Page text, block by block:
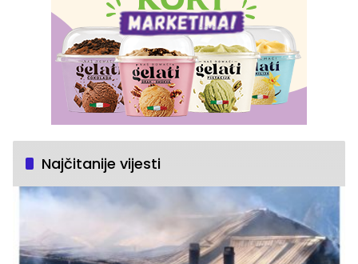
Najčitanije vijesti